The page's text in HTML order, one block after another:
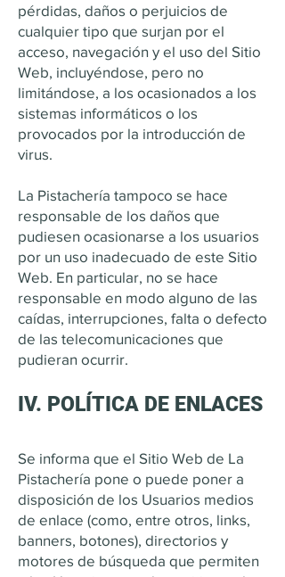
pérdidas, daños o perjuicios de
cualquier tipo que surjan por el
acceso, navegación y el uso del Sitio
Web, incluyéndose, pero no
limitándose, a los ocasionados a los
sistemas informáticos o los
provocados por la introducción de
virus.
La Pistachería tampoco se hace
responsable de los daños que
pudiesen ocasionarse a los usuarios
por un uso inadecuado de este Sitio
Web. En particular, no se hace
responsable en modo alguno de las
caídas, interrupciones, falta o defecto
de las telecomunicaciones que
pudieran ocurrir.
IV. POLÍTICA DE ENLACES
Se informa que el Sitio Web de La
Pistachería pone o puede poner a
disposición de los Usuarios medios
de enlace (como, entre otros, links,
banners, botones), directorios y
motores de búsqueda que permiten